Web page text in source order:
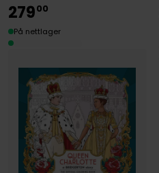
27900
På nettlager